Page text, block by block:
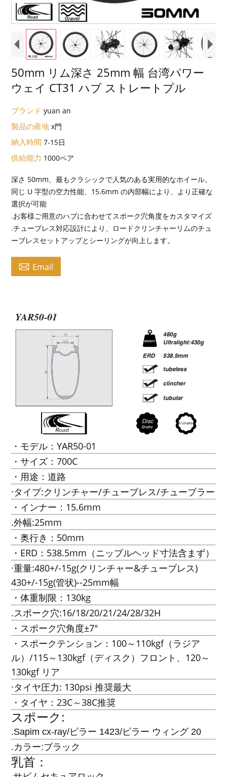
50mm リム深さ 25mm 幅 台湾パワー
ウェイ CT31 ハブ ストレートプル
ブランドyuan an
製品の産地x門
納入時間7-15日
供給能力 1000ペア
深さ 50mm、最もクラシックで人気のある実用的なホイール。
同じ U 字型の空力性能、15.6mm の内部幅により、より正確な
選択が可能
.お客様ご用意のハブに合わせてスポーク穴角度をカスタマイズ
.チューブレス対応設計により、ロードクリンチャーリムのチュ
ーブレスセットアップとシーリングが向上します。
 Email
・モデル：YAR50-01
・サイズ：700C
・用途：道路
·タイプ:クリンチャー/チューブレス/チューブラー
・インナー：15.6mm
.外幅:25mm
・奥行き：50mm
・ERD：538.5mm（ニップルヘッド寸法含まず）
·重量:480+/-15g(クリンチャー&チューブレス)
430+/-15g(管状)--25mm幅
・体重制限：130kg
.スポーク穴:16/18/20/21/24/28/32H
・スポーク穴角度±7°
・スポークテンション：100～110kgf（ラジア
ル）/115～130kgf（ディスク）フロント、120～
130kgf リア
·タイヤ圧力: 130psi 推奨最大
・タイヤ：23C～38C推奨
スポーク:
.Sapim cx-ray/ピラー 1423/ピラー ウィング 20
.カラー:ブラック
乳首：